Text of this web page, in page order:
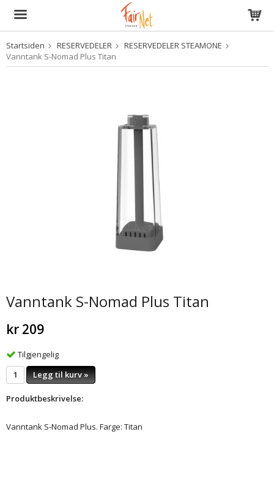
Produktet har blitt lagt til i handlekurven din
Startsiden RESERVEDELER
RESERVEDELER STEAMONE
Vanntank S-Nomad Plus Titan
Vanntank S-Nomad Plus Titan
kr 209
Tilgjengelig
Legg til kurv »
Produktbeskrivelse:
Vanntank S-Nomad Plus. Farge: Titan